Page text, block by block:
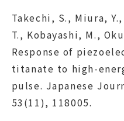
Takechi, S., Miura,
T., Kobayashi, M.,
Response of
titanate to high-
pulse. Japanese
53(11), 118005.